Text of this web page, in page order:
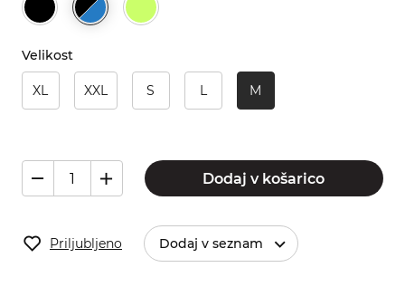
Velikost
XL XXL S L M
Dodaj v košarico
Priljubljeno Dodaj v seznam